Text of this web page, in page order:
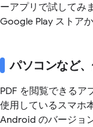
ーアプリで試してみ
Google Play ストア
パソコンなど
PDF を閲覧できるア
使用しているスマホ
Android のバージョ